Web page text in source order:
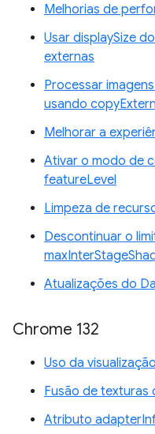
Melhorias de
Usar displaySize
externas
Processar
usando
Melhorar a
Ativar o modo de
featureLevel
Limpeza de
Descontinuar o
Atualizações do
Chrome 132
Uso da
Fusão de texturas
Atributo